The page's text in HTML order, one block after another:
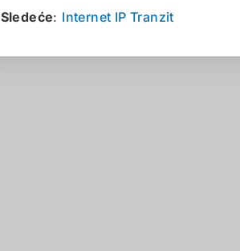
Sledeće: Internet IP Tranzit